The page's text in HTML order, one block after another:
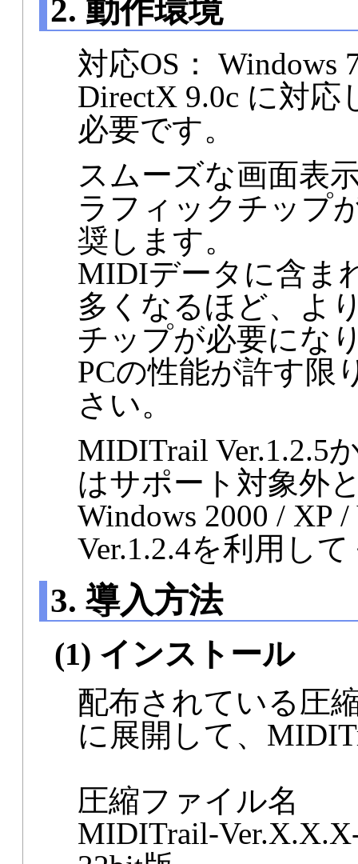
2. 動作環境
対応OS： Windows
DirectX 9.0c に対
必要です。
スムーズな画面表
ラフィックチップ
奨します。
MIDIデータに含ま
多くなるほど、よ
チップが必要にな
PCの性能が許す限
さい。
MIDITrail Ver.1.2.5
はサポート対象外
Windows 2000 / XP
Ver.1.2.4を利用し
3. 導入方法
(1) インストール
配布されている圧
に展開して、
圧縮ファイル名
MIDITrail-